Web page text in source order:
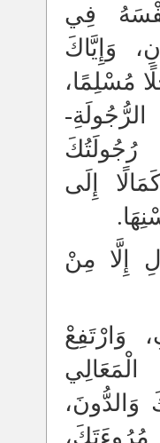
فِي
وَإِيَّاكَ
مُسْلِمًا،
إِلَى
إِلَّا مِنْ
وَارْتَفِعْ
وَالدُّونَ،
مُرُوءَتَكَ،